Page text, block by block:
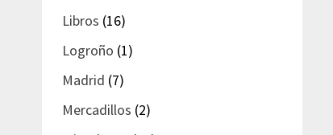
Libros (16)
Logroño (1)
Madrid (7)
Mercadillos (2)